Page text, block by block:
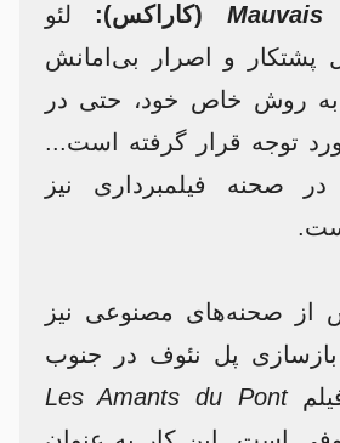
Mauvais
لئو
پشتکار و اصرار بی‌امانش
به روش خاص خود، حتی در
توجه قرار گرفته است...
صحنه فیلمبرداری نیز
از صحنه‌های مصنوعی نیز
پل نئوف در جنوب
Les Amants du Pont